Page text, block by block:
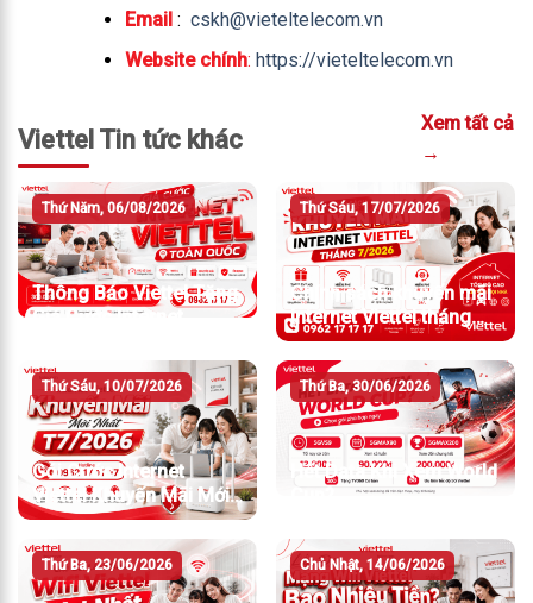
Email: cskh@vieteltelecom.vn
Website chính: https://vieteltelecom.vn
Viettel Tin tức khác
Xem tất cả
→
Thứ Năm, 06/08/2026
Thông Báo Viettel Tăng
Giá Cước Internet
Thứ Sáu, 17/07/2026
Chính sách khuyến mãi
Internet Viettel tháng
7/2026
Thứ Sáu, 10/07/2026
Gói Cước Internet
Viettel Khuyến Mãi Mới
Nhất T7/2026
Thứ Ba, 30/06/2026
Hết Data Khi Xem World
Thứ Ba, 23/06/2026 Chủ Nhật, 14/06/2026